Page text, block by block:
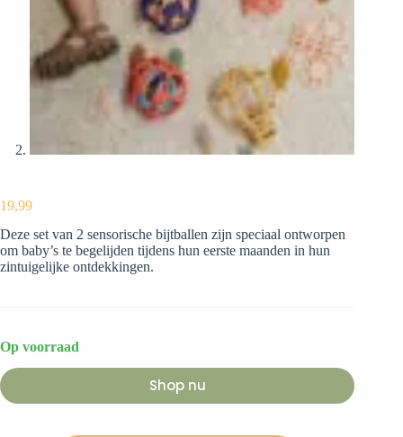
19,99
Deze set van 2 sensorische bijtballen zijn speciaal ontworpen
om baby’s te begelijden tijdens hun eerste maanden in hun
zintuigelijke ontdekkingen.
Op voorraad
Shop nu